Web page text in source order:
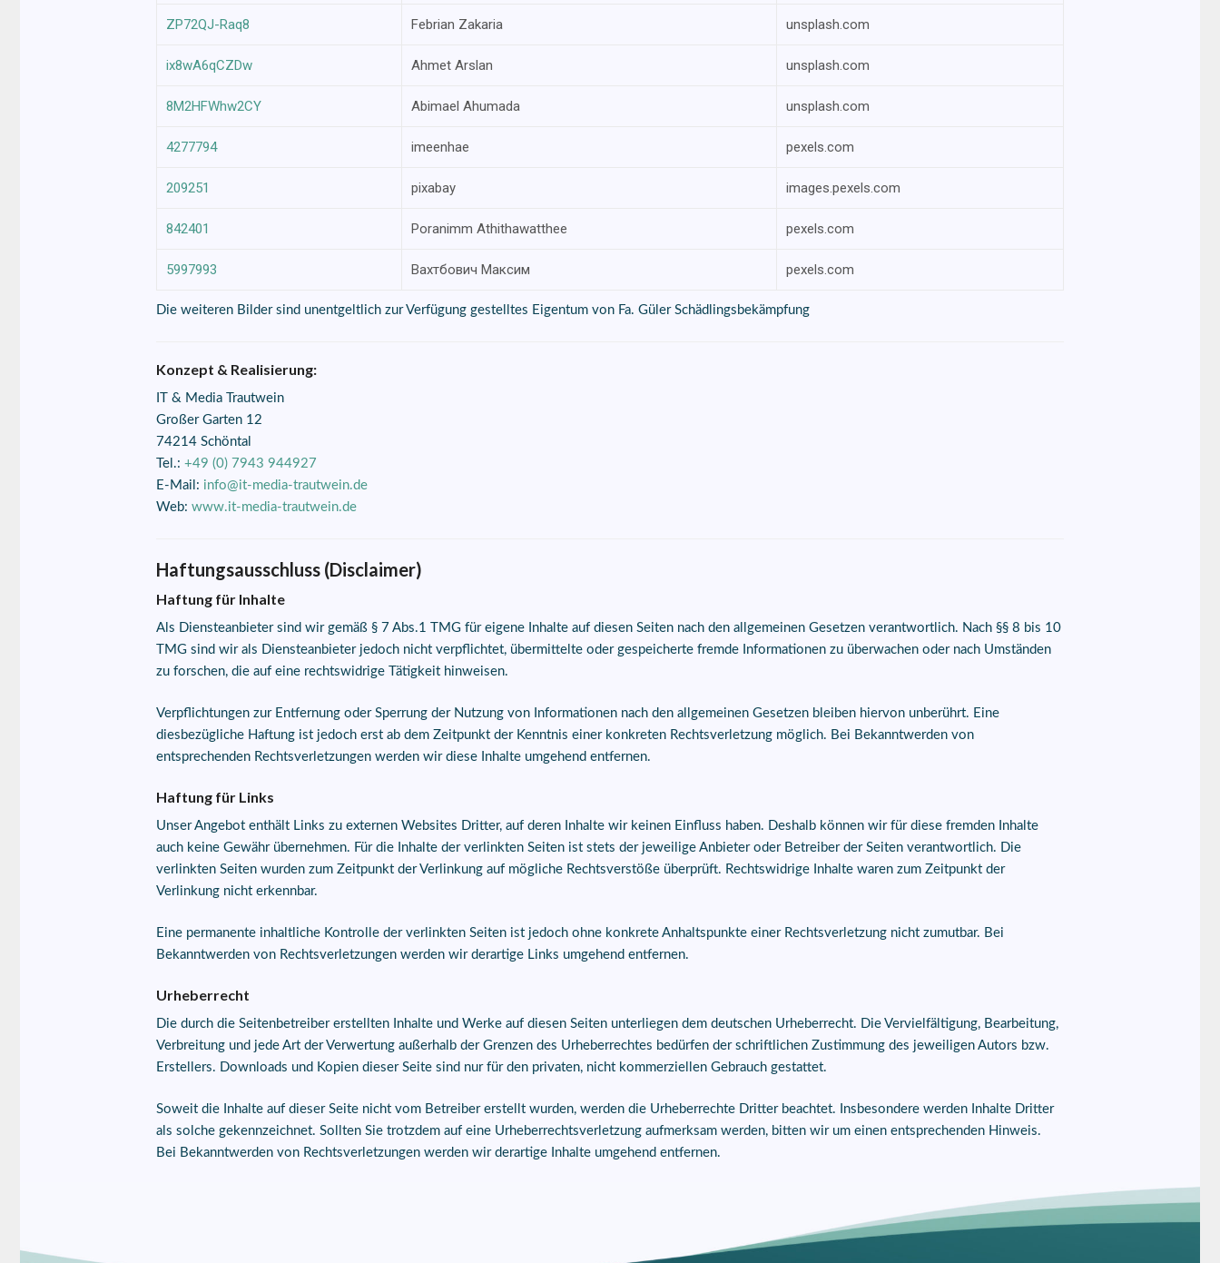
ZP72QJ-Raq8 Febrian Zakaria unsplash.com
ix8wA6qCZDw Ahmet Arslan unsplash.com
8M2HFWhw2CY Abimael Ahumada unsplash.com
4277794 imeenhae pexels.com
209251 pixabay images.pexels.com
842401 Poranimm Athithawatthee pexels.com
5997993 Вахтбович Mаксим pexels.com
Die weiteren Bilder sind unentgeltlich zur Verfügung gestelltes Eigentum von Fa. Güler Schädlingsbekämpfung
Konzept & Realisierung:
IT & Media Trautwein
Großer Garten 12
74214 Schöntal
Tel.: +49 (0) 7943 944927
E-Mail: info@it-media-trautwein.de
Web: www.it-media-trautwein.de
Haftungsausschluss (Disclaimer)
Haftung für Inhalte
Als Diensteanbieter sind wir gemäß § 7 Abs.1 TMG für eigene Inhalte auf diesen Seiten nach den allgemeinen Gesetzen verantwortlich. Nach §§ 8 bis 10
TMG sind wir als Diensteanbieter jedoch nicht verpflichtet, übermittelte oder gespeicherte fremde Informationen zu überwachen oder nach Umständen
zu forschen, die auf eine rechtswidrige Tätigkeit hinweisen.
Verpflichtungen zur Entfernung oder Sperrung der Nutzung von Informationen nach den allgemeinen Gesetzen bleiben hiervon unberührt. Eine
diesbezügliche Haftung ist jedoch erst ab dem Zeitpunkt der Kenntnis einer konkreten Rechtsverletzung möglich. Bei Bekanntwerden von
entsprechenden Rechtsverletzungen werden wir diese Inhalte umgehend entfernen.
Haftung für Links
Unser Angebot enthält Links zu externen Websites Dritter, auf deren Inhalte wir keinen Einfluss haben. Deshalb können wir für diese fremden Inhalte
auch keine Gewähr übernehmen. Für die Inhalte der verlinkten Seiten ist stets der jeweilige Anbieter oder Betreiber der Seiten verantwortlich. Die
verlinkten Seiten wurden zum Zeitpunkt der Verlinkung auf mögliche Rechtsverstöße überprüft. Rechtswidrige Inhalte waren zum Zeitpunkt der
Verlinkung nicht erkennbar.
Eine permanente inhaltliche Kontrolle der verlinkten Seiten ist jedoch ohne konkrete Anhaltspunkte einer Rechtsverletzung nicht zumutbar. Bei
Bekanntwerden von Rechtsverletzungen werden wir derartige Links umgehend entfernen.
Urheberrecht
Die durch die Seitenbetreiber erstellten Inhalte und Werke auf diesen Seiten unterliegen dem deutschen Urheberrecht. Die Vervielfältigung, Bearbeitung,
Verbreitung und jede Art der Verwertung außerhalb der Grenzen des Urheberrechtes bedürfen der schriftlichen Zustimmung des jeweiligen Autors bzw.
Erstellers. Downloads und Kopien dieser Seite sind nur für den privaten, nicht kommerziellen Gebrauch gestattet.
Soweit die Inhalte auf dieser Seite nicht vom Betreiber erstellt wurden, werden die Urheberrechte Dritter beachtet. Insbesondere werden Inhalte Dritter
als solche gekennzeichnet. Sollten Sie trotzdem auf eine Urheberrechtsverletzung aufmerksam werden, bitten wir um einen entsprechenden Hinweis.
Bei Bekanntwerden von Rechtsverletzungen werden wir derartige Inhalte umgehend entfernen.